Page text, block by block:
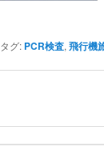
タグ: PCR検査,飛行機